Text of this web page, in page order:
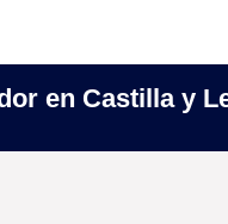
en Castilla y